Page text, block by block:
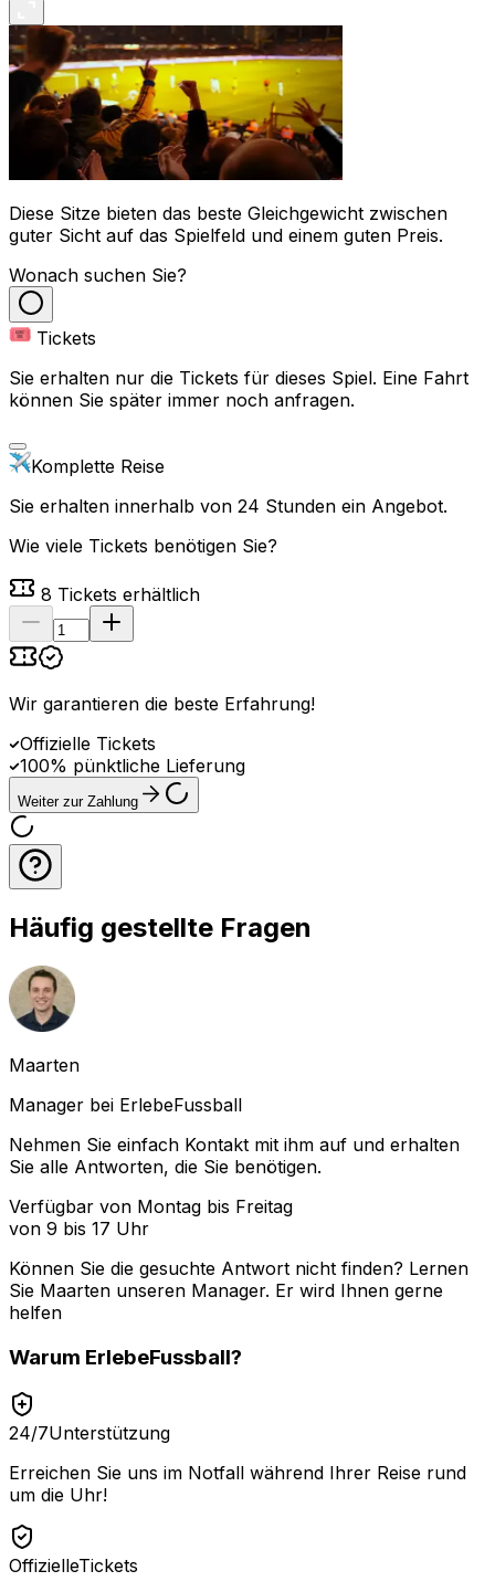
Diese Sitze bieten das beste Gleichgewicht zwischen
guter Sicht auf das Spielfeld und einem guten Preis.
Wonach suchen Sie?
Tickets
Sie erhalten nur die Tickets für dieses Spiel. Eine Fahrt
können Sie später immer noch anfragen.
Komplette Reise
Sie erhalten innerhalb von 24 Stunden ein Angebot.
Wie viele Tickets benötigen Sie?
8 Tickets erhältlich
Wir garantieren die beste Erfahrung!
Offizielle Tickets
100% pünktliche Lieferung
Weiter zur Zahlung
Häufig gestellte Fragen
Maarten
Manager bei ErlebeFussball
Nehmen Sie einfach Kontakt mit ihm auf und erhalten
Sie alle Antworten, die Sie benötigen.
Verfügbar von Montag bis Freitag
von 9 bis 17 Uhr
Können Sie die gesuchte Antwort nicht finden? Lernen
Sie Maarten unseren Manager. Er wird Ihnen gerne
helfen
Warum ErlebeFussball?
24/7Unterstützung
Erreichen Sie uns im Notfall während Ihrer Reise rund
um die Uhr!
OffizielleTickets